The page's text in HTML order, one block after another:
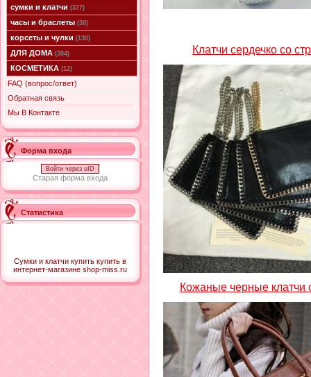
сумки и клатчи (377)
часы и браслеты (38)
корсеты и чулки (130)
ДЛЯ ДОМА (394)
КОСМЕТИКА (12)
FAQ (вопрос/ответ)
Обратная связь
Мы В Контакте
Форма входа
Войти через uID
Старая форма входа
Статистика
Сумки и клатчи купить купить в
интернет-магазине shop-miss.ru
Клатчи сердечко со
Кожаные черные клатчи